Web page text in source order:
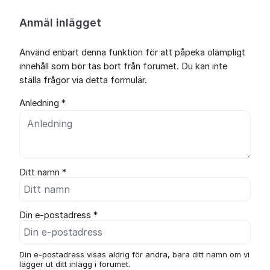
Anmäl inlägget
Använd enbart denna funktion för att påpeka olämpligt
innehåll som bör tas bort från forumet. Du kan inte
ställa frågor via detta formulär.
Anledning *
Ditt namn *
Din e-postadress *
Din e-postadress visas aldrig för andra, bara ditt namn om vi
lägger ut ditt inlägg i forumet.